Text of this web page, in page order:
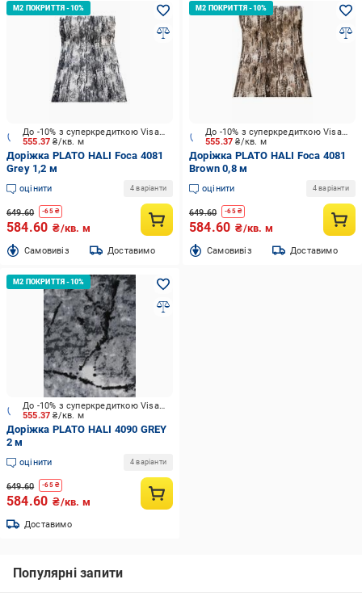
555.37₴/кв. м
До -10% з суперкредиткою Visa Вигода
Доріжка PLATO HALI Foca 4081
Grey 1,2 м
оцінити 4 варіанти
649.60 -65₴
584.60 ₴/кв. м
Cамовивіз Доставимо
555.37₴/кв. м
До -10% з суперкредиткою Visa Вигода
Доріжка PLATO HALI Foca 4081
Brown 0,8 м
оцінити 4 варіанти
649.60 -65₴
584.60 ₴/кв. м
Cамовивіз Доставимо
555.37₴/кв. м
До -10% з суперкредиткою Visa Вигода
Доріжка PLATO HALI 4090 GREY
2 м
оцінити 4 варіанти
649.60 -65₴
584.60 ₴/кв. м
Доставимо
Популярні запити